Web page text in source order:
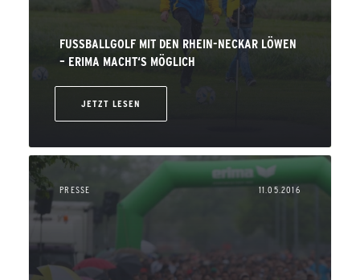
FUSSBALLGOLF MIT DEN RHEIN-NECKAR LÖWEN –
ERIMA MACHT‘S MÖGLICH
JETZT LESEN
PRESSE 11.05.2016